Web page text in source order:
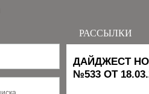
РАССЫЛКИ
ДАЙДЖЕСТ
№533 ОТ